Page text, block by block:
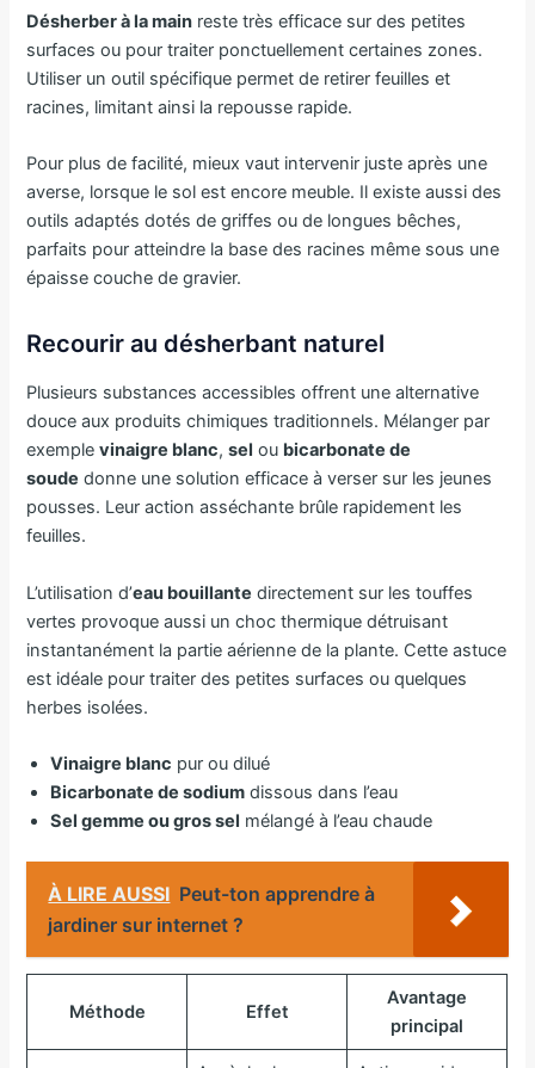
Désherber à la main reste très efficace sur des petites
surfaces ou pour traiter ponctuellement certaines zones.
Utiliser un outil spécifique permet de retirer feuilles et
racines, limitant ainsi la repousse rapide.
Pour plus de facilité, mieux vaut intervenir juste après une
averse, lorsque le sol est encore meuble. Il existe aussi des
outils adaptés dotés de griffes ou de longues bêches,
parfaits pour atteindre la base des racines même sous une
épaisse couche de gravier.
Recourir au désherbant naturel
Plusieurs substances accessibles offrent une alternative
douce aux produits chimiques traditionnels. Mélanger par
exemplevinaigre blanc,sel ou bicarbonate de
soude donne une solution efficace à verser sur les jeunes
pousses. Leur action asséchante brûle rapidement les
feuilles.
L’utilisation d’eau bouillante directement sur les touffes
vertes provoque aussi un choc thermique détruisant
instantanément la partie aérienne de la plante. Cette astuce
est idéale pour traiter des petites surfaces ou quelques
herbes isolées.
Vinaigre blanc pur ou dilué
Bicarbonate de sodium dissous dans l’eau
Sel gemme ou gros sel mélangé à l’eau chaude
À LIRE AUSSI Peut-ton apprendre à
jardiner sur internet ?
Méthode Effet
Avantage
principal